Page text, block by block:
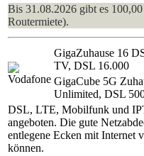
Bis 31.08.2026 gibt es
Routermiete).
GigaZuhause 16
TV, DSL 16.000
GigaCube 5G
Unlimited, DSL
DSL, LTE, Mobilfunk und
angeboten. Die gute
entlegene Ecken mit Internet
können.